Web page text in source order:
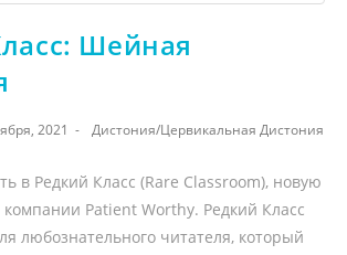
Шейная
2021 Дистония/Цервикальная Дистония
в Редкий Класс (Rare Classroom), новую
Patient Worthy. Редкий Класс
любознательного читателя, который